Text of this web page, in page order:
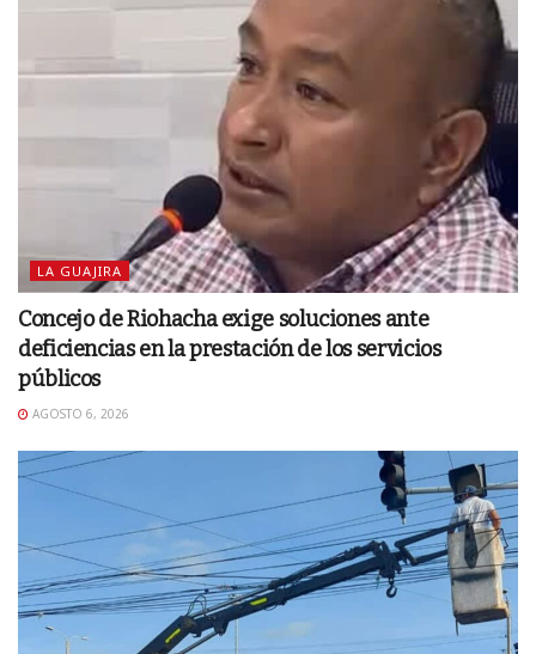
LA GUAJIRA
Concejo de Riohacha exige soluciones ante
deficiencias en la prestación de los servicios
públicos
AGOSTO 6, 2026